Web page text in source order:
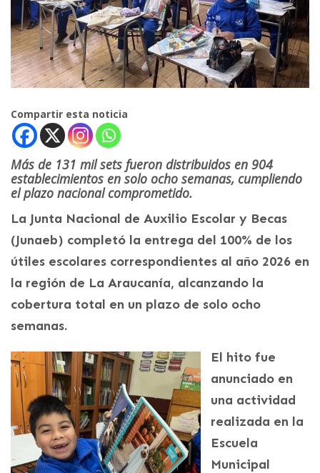
Compartir esta noticia
Más de 131 mil sets fueron distribuidos en 904
establecimientos en solo ocho semanas, cumpliendo
el plazo nacional comprometido.
La Junta Nacional de Auxilio Escolar y Becas
(Junaeb) completó la entrega del 100% de los
útiles escolares correspondientes al año 2026 en
la región de La Araucanía, alcanzando la
cobertura total en un plazo de solo ocho
semanas.
El hito fue
anunciado en
una actividad
realizada en la
Escuela
Municipal